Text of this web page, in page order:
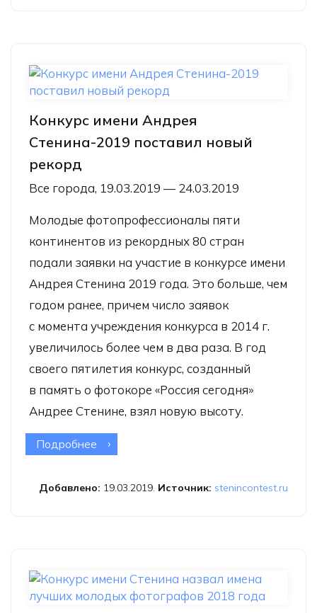
Конкурс имени Андрея
Стенина-2019 поставил новый
рекорд
Все города, 19.03.2019 — 24.03.2019
Молодые фотопрофессионалы пяти
континентов из рекордных 80 стран
подали заявки на участие в конкурсе имени
Андрея Стенина 2019 года. Это больше, чем
годом ранее, причем число заявок
с момента учреждения конкурса в 2014 г.
увеличилось более чем в два раза. В год
своего пятилетия конкурс, созданный
в память о фотокоре «Россия сегодня»
Андрее Стенине, взял новую высоту.
Подробнее о Конкурс имени Андрея
рекорд
Добавлено: 19.03.2019. Источник: stenincontest.ru